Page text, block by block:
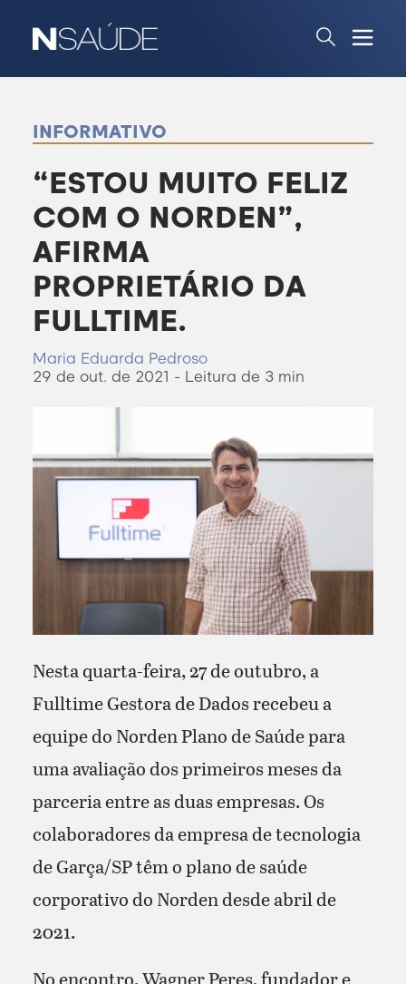
INFORMATIVO
“ESTOU MUITO FELIZ
COM O NORDEN”,
AFIRMA
PROPRIETÁRIO DA
FULLTIME.
Maria Eduarda Pedroso
29 de out. de 2021 - Leitura de 3 min
Nesta quarta-feira, 27 de outubro, a
Fulltime Gestora de Dados recebeu a
equipe do Norden Plano de Saúde para
uma avaliação dos primeiros meses da
parceria entre as duas empresas. Os
colaboradores da empresa de tecnologia
de Garça/SP têm o plano de saúde
corporativo do Norden desde abril de
2021.
No encontro, Wagner Peres, fundador e